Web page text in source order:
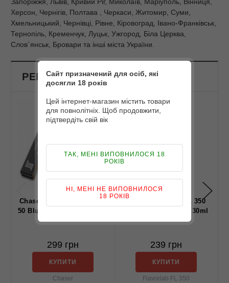
Херсон, Чернігів, Полтава , Черкаси, Житомир, Суми,
Хмельницький, Чернівці, Рівне, Кіровоград, Івано-Франківськ,
Тернопіль, Кременчук, Луцьк, Ужгород, Біла Церква,
Слов`янськ, Бровари та інші міста України.
РЕКОМЕНДОВАНІ ПРОДУКТИ
Chaser Special Berry Salt
50 Blueberry Lemon 30 мл
299 грн
КУПИТИ
Chaser
Набір Flavorlab FL 350
Watermelon Lemon 30ml
239 грн
КУПИТИ
Flavorlab FL 350
Сайт призначений для осіб, які
досягли 18 років
Цей інтернет-магазин містить товари
для повнолітніх. Щоб продовжити,
підтвердіть свій вік
ТАК, МЕНІ ВИПОВНИЛОСЯ 18
РОКІВ
НІ, МЕНІ НЕ ВИПОВНИЛОСЯ
18 РОКІВ